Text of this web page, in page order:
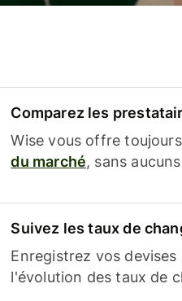
Comparez les
Wise vous offre
du marché, sans
Suivez les taux de
Enregistrez vos
l'évolution des taux de